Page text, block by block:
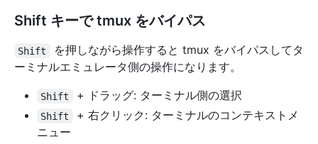
Shift キーで tmux をバイパス
Shift
を押しながら操作すると tmux をバイパスしてタ
ーミナルエミュレータ側の操作になります。
Shift + ドラッグ: ターミナル側の選択
Shift
+ 右クリック: ターミナルのコンテキストメ
ニュー